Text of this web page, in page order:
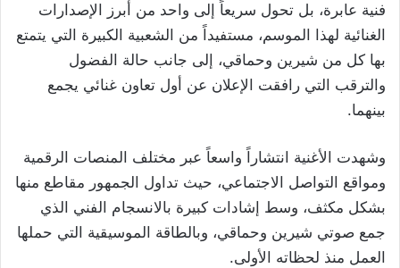
فنية عابرة، بل تحول سريعاً إلى واحد من أبرز الإصدارات
الغنائية لهذا الموسم، مستفيداً من الشعبية الكبيرة التي يتمتع
بها كل من شيرين وحماقي، إلى جانب حالة الفضول
والترقب التي رافقت الإعلان عن أول تعاون غنائي يجمع
بينهما.
وشهدت الأغنية انتشاراً واسعاً عبر مختلف المنصات الرقمية
ومواقع التواصل الاجتماعي، حيث تداول الجمهور مقاطع منها
بشكل مكثف، وسط إشادات كبيرة بالانسجام الفني الذي
جمع صوتي شيرين وحماقي، وبالطاقة الموسيقية التي حملها
العمل منذ لحظاته الأولى.